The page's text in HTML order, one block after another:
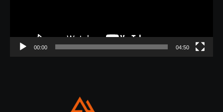
00:00 04:50